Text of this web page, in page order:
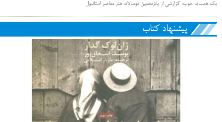
یک همسایه خوب، گزارشی از پانزدهمین دوسالانه هنر معاصر استانبول
پیشنهاد کتاب